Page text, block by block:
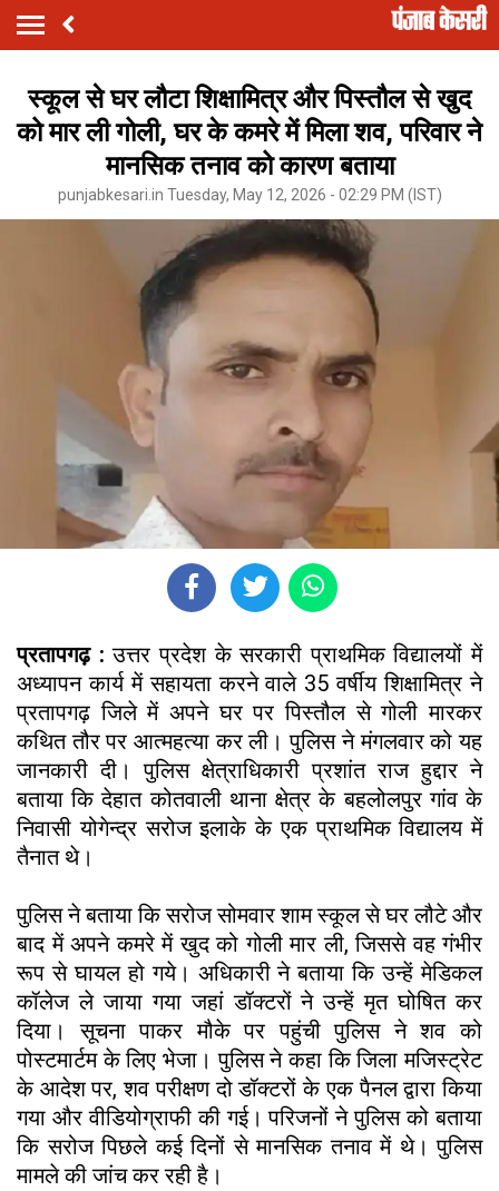
स्कूल से घर लौटा शिक्षामित्र और पिस्तौल से खुद
को मार ली गोली, घर के कमरे में मिला शव, परिवार ने
मानसिक तनाव को कारण बताया
punjabkesari.in Tuesday, May 12, 2026 - 02:29 PM (IST)
प्रतापगढ़ :उत्तर प्रदेश के सरकारी प्राथमिक विद्यालयों में
अध्यापन कार्य में सहायता करने वाले 35 वर्षीय शिक्षामित्र ने
प्रतापगढ़ जिले में अपने घर पर पिस्तौल से गोली मारकर
कथित तौर पर आत्महत्या कर ली। पुलिस ने मंगलवार को यह
जानकारी दी। पुलिस क्षेत्राधिकारी प्रशांत राज हुद्दार ने
बताया कि देहात कोतवाली थाना क्षेत्र के बहलोलपुर गांव के
निवासी योगेन्द्र सरोज इलाके के एक प्राथमिक विद्यालय में
तैनात थे।
पुलिस ने बताया कि सरोज सोमवार शाम स्कूल से घर लौटे और
बाद में अपने कमरे में खुद को गोली मार ली, जिससे वह गंभीर
रूप से घायल हो गये। अधिकारी ने बताया कि उन्हें मेडिकल
कॉलेज ले जाया गया जहां डॉक्टरों ने उन्हें मृत घोषित कर
दिया। सूचना पाकर मौके पर पहुंची पुलिस ने शव को
पोस्टमार्टम के लिए भेजा। पुलिस ने कहा कि जिला मजिस्ट्रेट
के आदेश पर, शव परीक्षण दो डॉक्टरों के एक पैनल द्वारा किया
गया और वीडियोग्राफी की गई। परिजनों ने पुलिस को बताया
कि सरोज पिछले कई दिनों से मानसिक तनाव में थे। पुलिस
मामले की जांच कर रही है।